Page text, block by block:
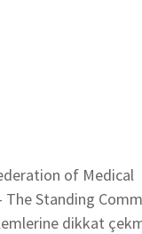
of Medical
The Standing
dikkat